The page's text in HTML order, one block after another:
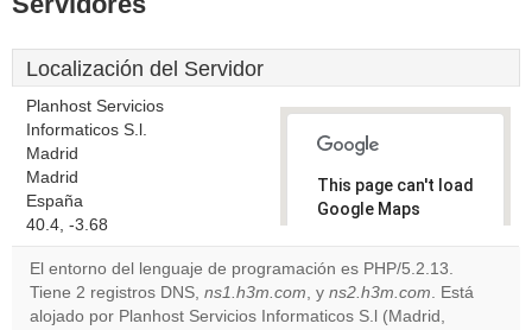
Localización del Servidor
Planhost Servicios
Informaticos S.l.
Madrid
Madrid
España
40.4, -3.68
This page can't load
Google Maps
Do you
website?
OK
El entorno del lenguaje de programación es PHP/5.2.13.
Tiene 2 registros DNS, ns1.h3m.com, y ns2.h3m.com. Está
alojado por Planhost Servicios Informaticos S.l (Madrid,